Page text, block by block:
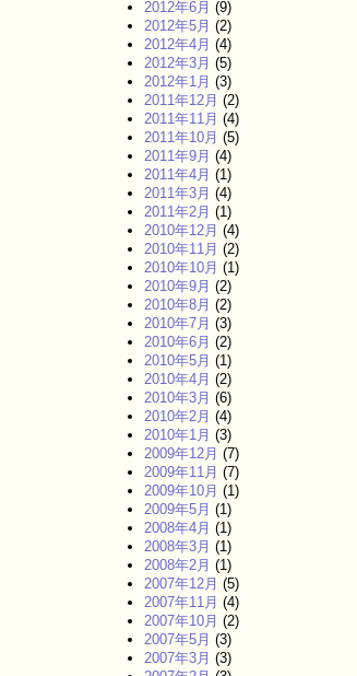
2012年6月 (9)
2012年5月 (2)
2012年4月 (4)
2012年3月 (5)
2012年1月 (3)
2011年12月 (2)
2011年11月 (4)
2011年10月 (5)
2011年9月 (4)
2011年4月 (1)
2011年3月 (4)
2011年2月 (1)
2010年12月 (4)
2010年11月 (2)
2010年10月 (1)
2010年9月 (2)
2010年8月 (2)
2010年7月 (3)
2010年6月 (2)
2010年5月 (1)
2010年4月 (2)
2010年3月 (6)
2010年2月 (4)
2010年1月 (3)
2009年12月 (7)
2009年11月 (7)
2009年10月 (1)
2009年5月 (1)
2008年4月 (1)
2008年3月 (1)
2008年2月 (1)
2007年12月 (5)
2007年11月 (4)
2007年10月 (2)
2007年5月 (3)
2007年3月 (3)